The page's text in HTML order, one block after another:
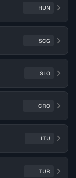
HUN
SCG
SLO
CRO
LTU
TUR